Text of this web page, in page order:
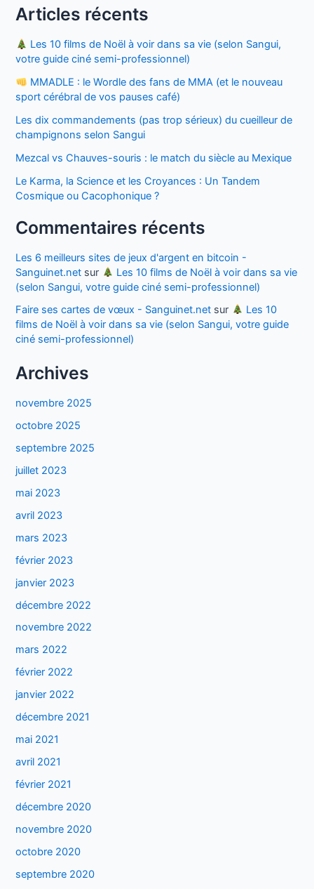
brièvement
Articles récents
Les 10 films de Noël à voir dans sa vie (selon Sangui,
votre guide ciné semi-professionnel)
MMADLE : le Wordle des fans de MMA (et le nouveau
sport cérébral de vos pauses café)
Les dix commandements (pas trop sérieux) du cueilleur de
champignons selon Sangui
Mezcal vs Chauves-souris : le match du siècle au Mexique
Le Karma, la Science et les Croyances : Un Tandem
Cosmique ou Cacophonique ?
Commentaires récents
Les 6 meilleurs sites de jeux d'argent en bitcoin -
Sanguinet.net sur
Les 10 films de Noël à voir dans sa vie
(selon Sangui, votre guide ciné semi-professionnel)
Faire ses cartes de vœux - Sanguinet.net sur
Les 10
films de Noël à voir dans sa vie (selon Sangui, votre guide
ciné semi-professionnel)
Archives
novembre 2025
octobre 2025
septembre 2025
juillet 2023
mai 2023
avril 2023
mars 2023
février 2023
janvier 2023
décembre 2022
novembre 2022
mars 2022
février 2022
janvier 2022
décembre 2021
mai 2021
avril 2021
février 2021
décembre 2020
novembre 2020
octobre 2020
septembre 2020